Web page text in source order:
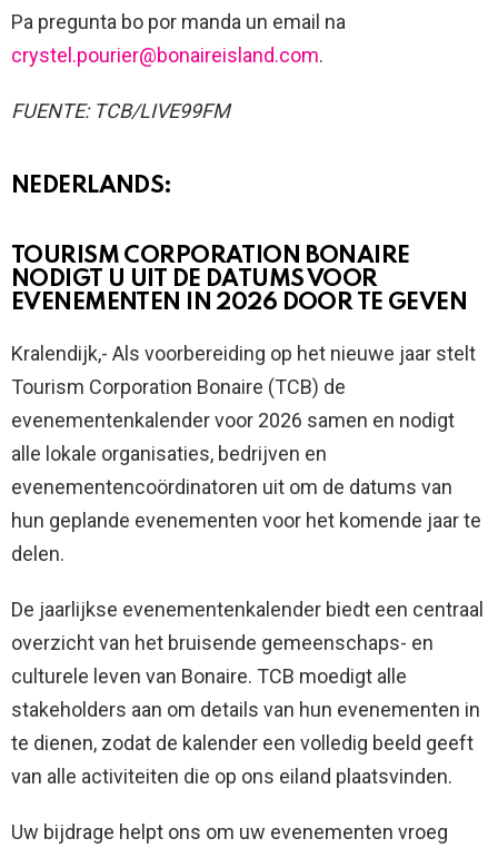
Pa pregunta bo por manda un email na
crystel.pourier@bonaireisland.com.
FUENTE: TCB/LIVE99FM
NEDERLANDS:
TOURISM CORPORATION BONAIRE
NODIGT U UIT DE DATUMS VOOR
EVENEMENTEN IN 2026 DOOR TE GEVEN
Kralendijk,- Als voorbereiding op het nieuwe jaar stelt
Tourism Corporation Bonaire (TCB) de
evenementenkalender voor 2026 samen en nodigt
alle lokale organisaties, bedrijven en
evenementencoördinatoren uit om de datums van
hun geplande evenementen voor het komende jaar te
delen.
De jaarlijkse evenementenkalender biedt een centraal
overzicht van het bruisende gemeenschaps- en
culturele leven van Bonaire. TCB moedigt alle
stakeholders aan om details van hun evenementen in
te dienen, zodat de kalender een volledig beeld geeft
van alle activiteiten die op ons eiland plaatsvinden.
Uw bijdrage helpt ons om uw evenementen vroeg